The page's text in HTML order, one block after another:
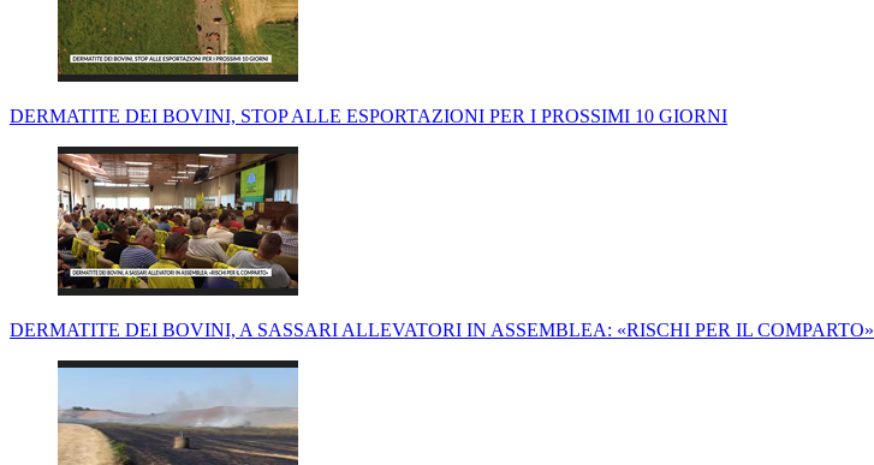
DERMATITE DEI BOVINI, STOP ALLE ESPORTAZIONI PER I PROSSIMI 10 GIORNI
DERMATITE DEI BOVINI, A SASSARI ALLEVATORI IN ASSEMBLEA: «RISCHI PER IL COMPARTO»